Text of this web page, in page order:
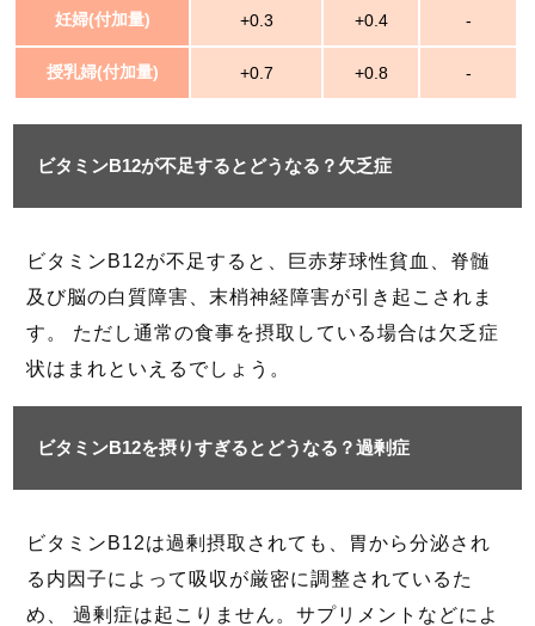
妊婦(付加量) +0.3 +0.4 -
授乳婦(付加量) +0.7 +0.8 -
ビタミンB12が不足するとどうなる？欠乏症
ビタミンB12が不足すると、巨赤芽球性貧血、脊髄
及び脳の白質障害、末梢神経障害が引き起こされま
す。 ただし通常の食事を摂取している場合は欠乏症
状はまれといえるでしょう。
ビタミンB12を摂りすぎるとどうなる？過剰症
ビタミンB12は過剰摂取されても、胃から分泌され
る内因子によって吸収が厳密に調整されているた
め、 過剰症は起こりません。サプリメントなどによ